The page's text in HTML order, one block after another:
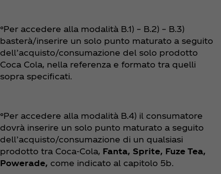
°Per accedere alla modalità B.1) – B.2) – B.3)
basterà/inserire un solo punto maturato a seguito
dell’acquisto/consumazione del solo prodotto
Coca Cola, nella referenza e formato tra quelli
sopra specificati.
°Per accedere alla modalità B.4) il consumatore
dovrà inserire un solo punto maturato a seguito
dell’acquisto/consumazione di un qualsiasi
prodotto tra Coca‑Cola, Fanta, Sprite, Fuze Tea,
Powerade, come indicato al capitolo 5b.